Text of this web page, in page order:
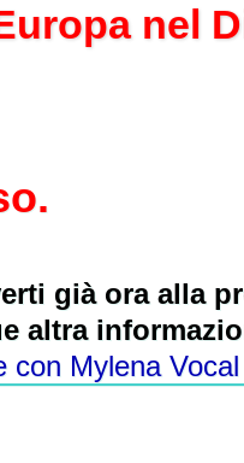
nel
già ora alla
altra
con Mylena